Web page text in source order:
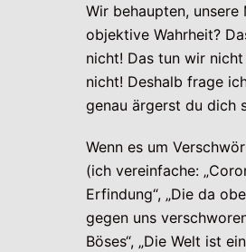
Wir behaupten, unsere
objektive Wahrheit?
nicht! Das tun wir
nicht! Deshalb frage
genau ärgerst du dich
Wenn es um
(ich vereinfache:
Erfindung“, „Die da
gegen uns
Böses“, „Die Welt ist